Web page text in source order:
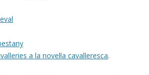
a la novel·la cavalleresca.